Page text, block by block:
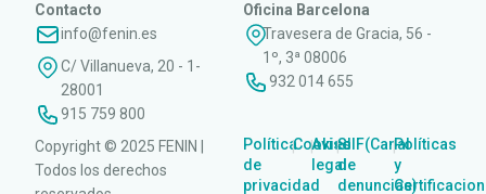
Contacto
info@fenin.es
C/ Villanueva, 20 - 1-
28001
915 759 800
Oficina Barcelona
Travesera de Gracia, 56 -
1º, 3ª 08006
932 014 655
Copyright © 2025 FENIN |
Todos los derechos
Política
de
privacidad
|Cookies
|Aviso
legal
|SIIF(Canal
de
denuncias)
|Políticas
y